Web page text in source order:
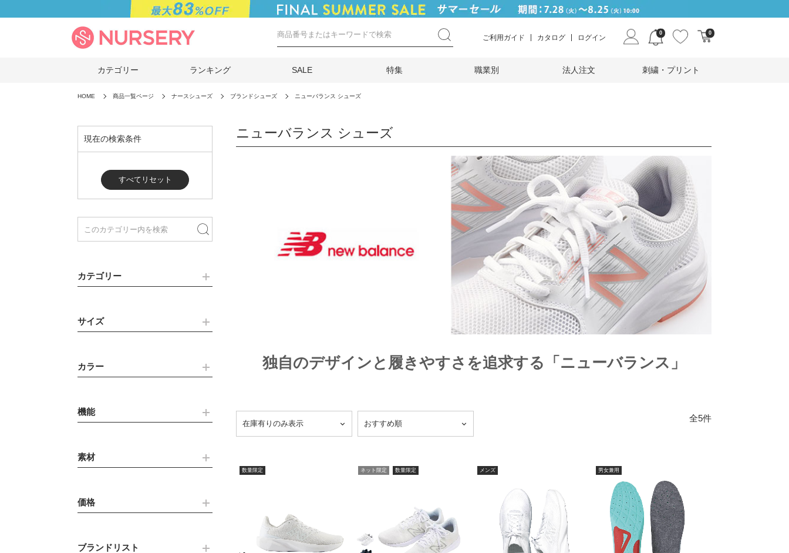
ご利用ガイド カタログ ログイン
0 0
カテゴリー ランキング SALE 特集 職業別 法人注文 刺繍・プリント
HOME 商品一覧ページ ナースシューズ ブランドシューズ ニューバランス シューズ
現在の検索条件
すべてリセット
カテゴリー
サイズ
カラー
機能
素材
価格
ブランドリスト
ニューバランス シューズ
独自のデザインと履きやすさを追求する「ニューバランス」
全5件
数量限定 ネット限定 数量限定 メンズ 男女兼用